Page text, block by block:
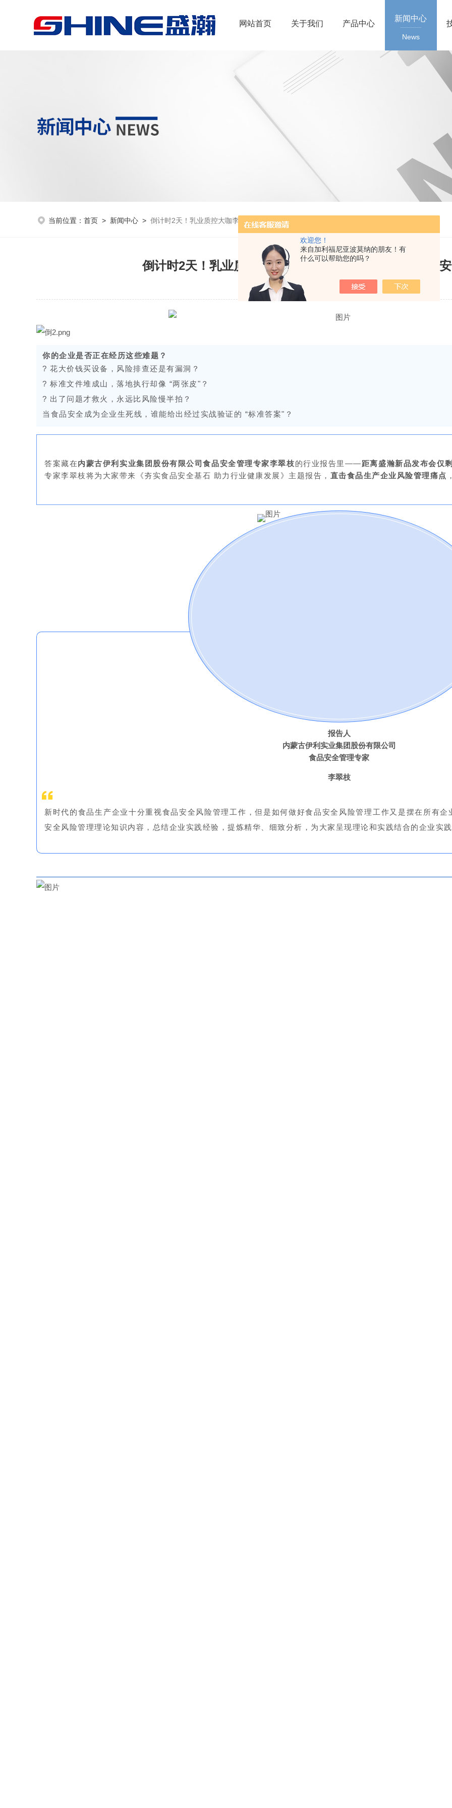
欢迎您！
来自加利福尼亚波莫纳的朋友！有
什么可以帮助您的吗？
网站首页 关于我们 产品中心
新闻中心
News
当前位置： 首页 > 新闻中心 > 倒计时2天！乳业质控大咖李翠枝携实战方案，破解食品安全风险管理困局
倒计时2天！乳业质控大咖李翠枝携实战方案，破解食品
更新时间：2025-06-30| 点击次数：710
你的企业是否正在经历这些难题？
? 花大价钱买设备，风险排查还是有漏洞？
? 标准文件堆成山，落地执行却像 “两张皮"？
? 出了问题才救火，永远比风险慢半拍？
当食品安全成为企业生死线，谁能给出经过实战验证的 “标准答案"？
答案藏在内蒙古伊利实业集团股份有限公司食品安全管理专家李翠枝的行业报告里——距离盛瀚新品发布会仅
专家李翠枝将为大家带来《夯实食品安全基石 助力行业健康发展》主题报告， 直击食品生产企业风险管理痛点
报告人
内蒙古伊利实业集团股份有限公司
食品安全管理专家
李翠枝
新时代的食品生产企业十分重视食品安全风险管理工作，但是如何做好食品安全风险管理工作又是摆在所有
安全风险管理理论知识内容，总结企业实践经验，提炼精华、细致分析，为大家呈现理论和实践结合的企业实